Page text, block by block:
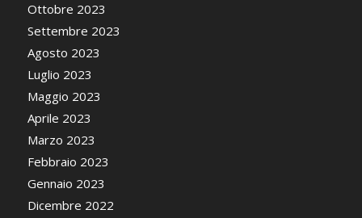
Ottobre 2023
Settembre 2023
Agosto 2023
Luglio 2023
Maggio 2023
Aprile 2023
Marzo 2023
Febbraio 2023
Gennaio 2023
Dicembre 2022